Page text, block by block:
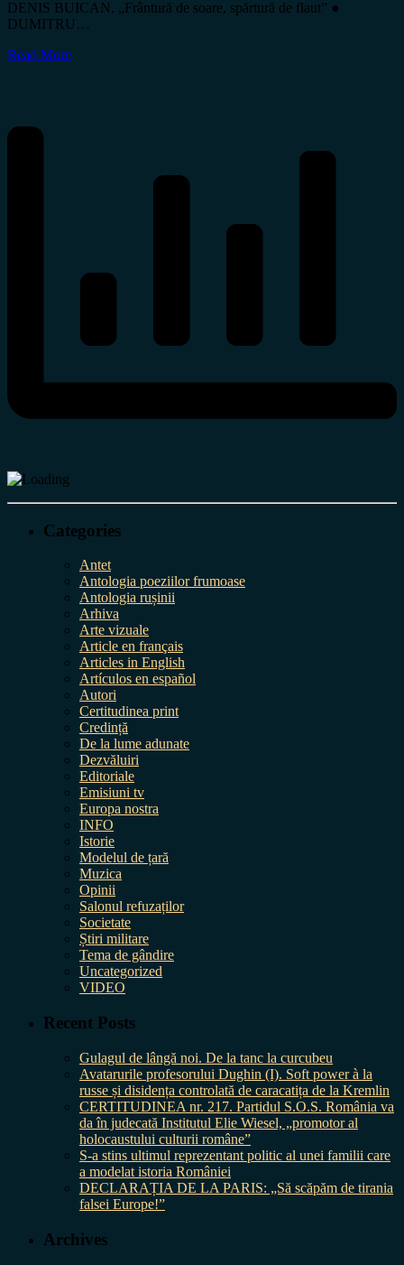
DENIS BUICAN. „Frântură de soare, spărtură de flaut” ●
DUMITRU…
Read More
Categories
Antet
Antologia poeziilor frumoase
Antologia rușinii
Arhiva
Arte vizuale
Article en français
Articles in English
Artículos en español
Autori
Certitudinea print
Credință
De la lume adunate
Dezvăluiri
Editoriale
Emisiuni tv
Europa nostra
INFO
Istorie
Modelul de țară
Muzica
Opinii
Salonul refuzaților
Societate
Știri militare
Tema de gândire
Uncategorized
VIDEO
Recent Posts
Gulagul de lângă noi. De la tanc la curcubeu
Avatarurile profesorului Dughin (I). Soft power à la
russe și disidența controlată de caracatița de la Kremlin
CERTITUDINEA nr. 217. Partidul S.O.S. România va
da în judecată Institutul Elie Wiesel, „promotor al
holocaustului culturii române”
S-a stins ultimul reprezentant politic al unei familii care
a modelat istoria României
DECLARAȚIA DE LA PARIS: „Să scăpăm de tirania
falsei Europe!”
Archives